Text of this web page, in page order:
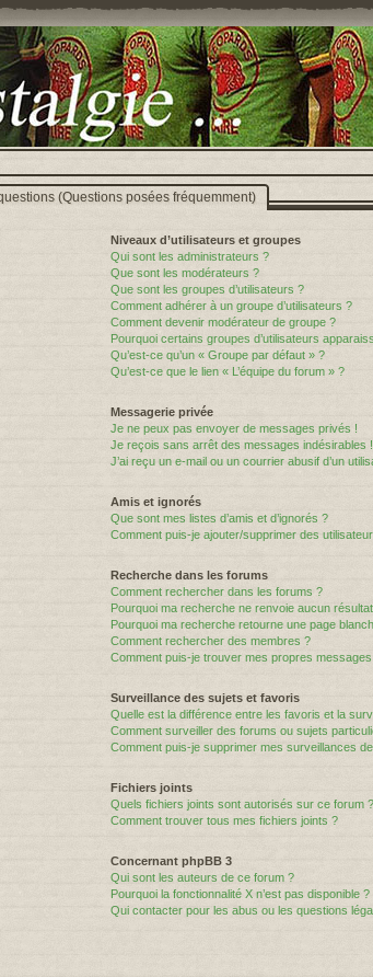
(Questions posées fréquemment)
Niveaux d’utilisateurs et groupes
Qui sont les administrateurs ?
Que sont les modérateurs ?
Que sont les groupes d’utilisateurs ?
Comment adhérer à un groupe d’utilisateurs ?
Comment devenir modérateur de groupe ?
Pourquoi certains groupes d’utilisateurs
Qu’est-ce qu’un « Groupe par défaut » ?
Qu’est-ce que le lien « L’équipe du forum » ?
Messagerie privée
Je ne peux pas envoyer de messages privés !
Je reçois sans arrêt des messages indésirables !
J’ai reçu un e-mail ou un courrier abusif d’un
Amis et ignorés
Que sont mes listes d’amis et d’ignorés ?
Comment puis-je ajouter/supprimer des
Recherche dans les forums
Comment rechercher dans les forums ?
Pourquoi ma recherche ne renvoie aucun
Pourquoi ma recherche retourne une page
Comment rechercher des membres ?
Comment puis-je trouver mes propres
Surveillance des sujets et favoris
Quelle est la différence entre les favoris et la
Comment surveiller des forums ou sujets
Comment puis-je supprimer mes surveillances
Fichiers joints
Quels fichiers joints sont autorisés sur ce forum ?
Comment trouver tous mes fichiers joints ?
Concernant phpBB 3
Qui sont les auteurs de ce forum ?
Pourquoi la fonctionnalité X n’est pas disponible ?
Qui contacter pour les abus ou les questions